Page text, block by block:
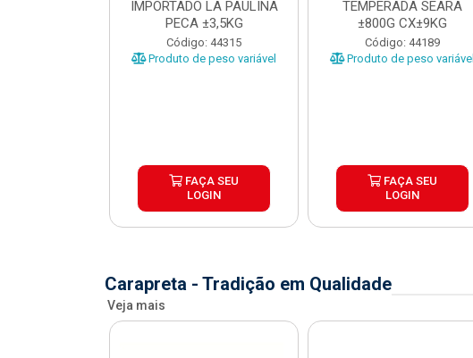
IMPORTADO LA PAULINA
PECA ±3,5KG
Código: 44315
Produto de peso variável
FAÇA SEU
LOGIN
TEMPERADA SEARA
±800G CX±9KG
Código: 44189
Produto de peso variável
FAÇA SEU
LOGIN
Carapreta - Tradição em Qualidade
Veja mais